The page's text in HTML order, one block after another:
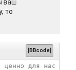
ваш
то
[BBcode]